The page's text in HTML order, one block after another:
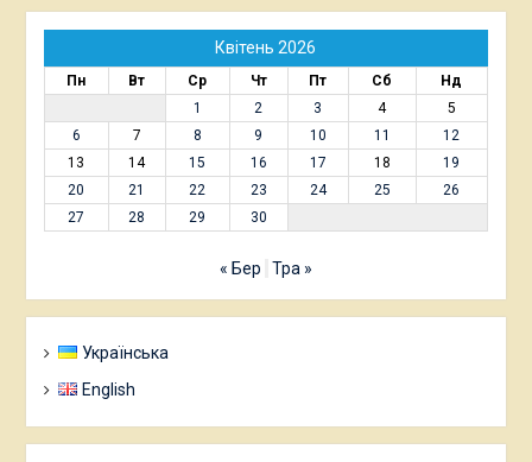
Квітень 2026
Пн Вт Ср Чт Пт Сб
Нд
1
2 3 4
5
6
7 8 9 10 11
12
13
14 15 16 17 18
19
20
21 22 23 24 25
26
27
28 29 30
« Бер Тра »
Українська
English